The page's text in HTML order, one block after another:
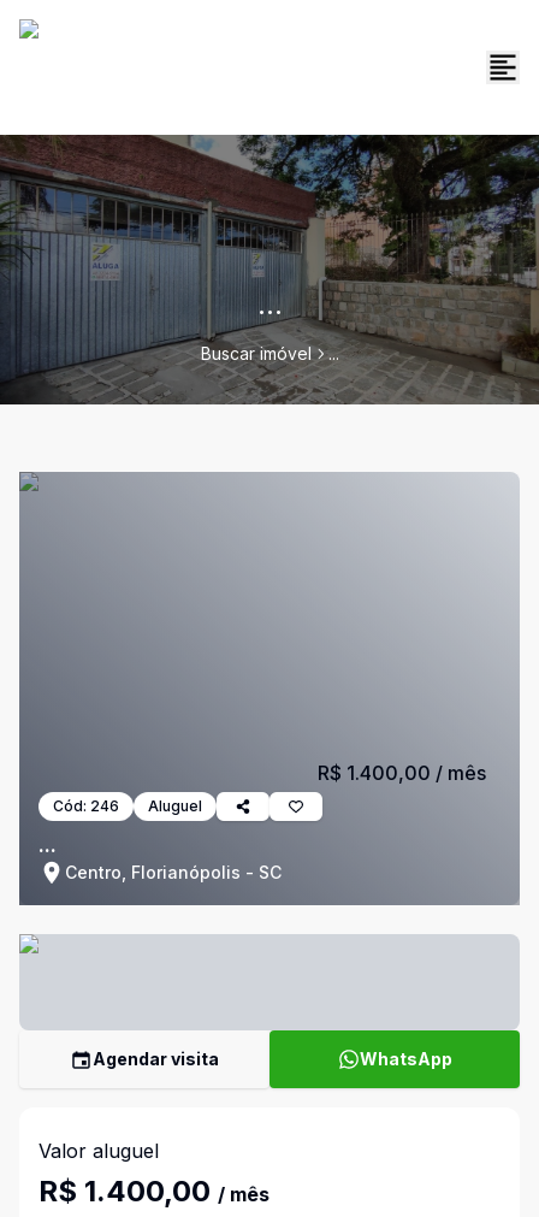
...
Buscar imóvel ...
Cód: 246 Aluguel
...
Centro, Florianópolis - SC
R$ 1.400,00 / mês
Agendar visita WhatsApp
Valor aluguel
R$ 1.400,00 / mês